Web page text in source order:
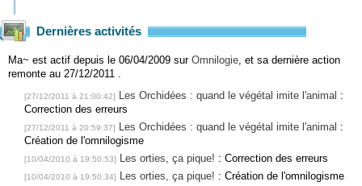
Dernières activités
Ma~ est actif depuis le 06/04/2009 sur Omnilogie , et sa dernière action
remonte au 27/12/2011 .
[27/12/2011 à 21:00:42] Les Orchidées : quand le végétal imite l'animal :
Correction des erreurs
[27/12/2011 à 20:59:37] Les Orchidées : quand le végétal imite l'animal :
Création de l'omnilogisme
[10/04/2010 à 19:50:53] Les orties, ça pique! : Correction des erreurs
[10/04/2010 à 19:50:34] Les orties, ça pique! : Création de l'omnilogisme